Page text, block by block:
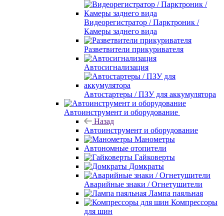
Видеорегистратор / Парктроник /
Камеры заднего вида
Разветвители прикуривателя
Автосигнализация
Автостартеры / ПЗУ для аккумулятора
Автоинструмент и оборудование
Назад
Автоинструмент и оборудование
Манометры
Автономные отопители
Гайковерты
Домкраты
Аварийные знаки / Огнетушители
Лампа паяльная
Компрессоры
для шин